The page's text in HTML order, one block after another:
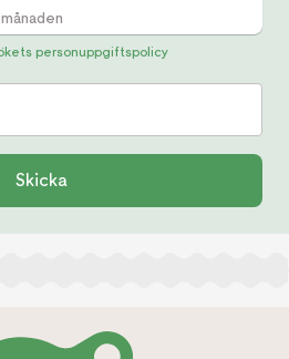
personuppgiftspolicy
Skicka